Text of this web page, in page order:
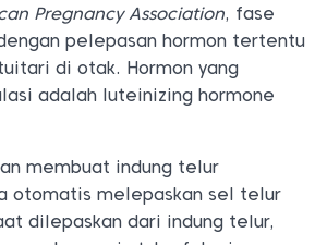
Pregnancy Association, fase
pelepasan hormon tertentu
di otak. Hormon yang
adalah luteinizing hormone
membuat indung telur
otomatis melepaskan sel telur
dilepaskan dari indung telur,